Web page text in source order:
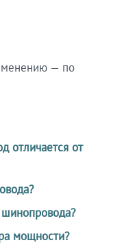
— по
отличается от
мощности?